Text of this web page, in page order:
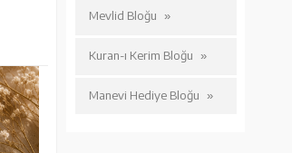
Mevlid Bloğu
Kuran-ı Kerim Bloğu
Manevi Hediye Bloğu